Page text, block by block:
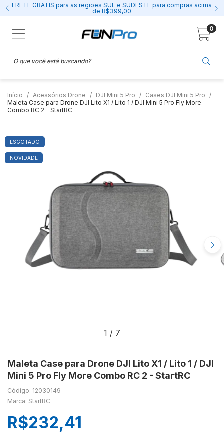
FRETE GRÁTIS para as regiões SUL e SUDESTE para compras acima
de R$399,00
0
Início Acessórios Drone DJI Mini 5 Pro
Cases DJI Mini 5 Pro
Maleta Case para Drone DJI Lito X1 / Lito 1 / DJI Mini 5 Pro Fly More
Combo RC 2 - StartRC
ESGOTADO
NOVIDADE
1 / 7
Maleta Case para Drone DJI Lito X1 / Lito 1 / DJI
Mini 5 Pro Fly More Combo RC 2 - StartRC
Código: 12030149
Marca: StartRC
R$232,41